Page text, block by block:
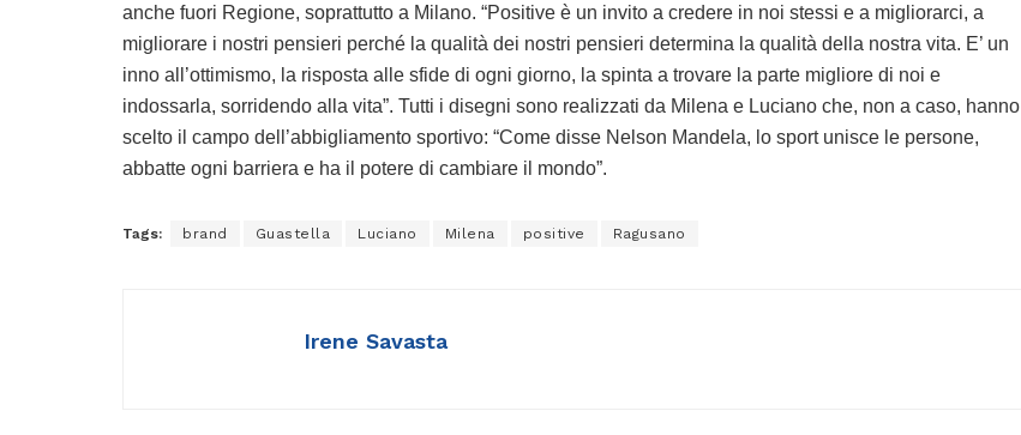
anche fuori Regione, soprattutto a Milano. “Positive è un invito a credere in noi stessi e a migliorarci, a
migliorare i nostri pensieri perché la qualità dei nostri pensieri determina la qualità della nostra vita. E’ un
inno all’ottimismo, la risposta alle sfide di ogni giorno, la spinta a trovare la parte migliore di noi e
indossarla, sorridendo alla vita”. Tutti i disegni sono realizzati da Milena e Luciano che, non a caso, hanno
scelto il campo dell’abbigliamento sportivo: “Come disse Nelson Mandela, lo sport unisce le persone,
abbatte ogni barriera e ha il potere di cambiare il mondo”.
Tags: brand Guastella Luciano Milena positive Ragusano
Irene Savasta